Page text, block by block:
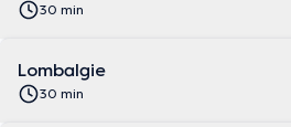
30 min
Lombalgie
30 min